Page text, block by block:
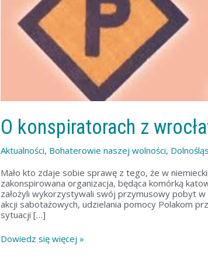
O konspiratorach z
Aktualności, Bohaterowie naszej wolności,
Mało kto zdaje sobie sprawę z tego, że w
zakonspirowana organizacja, będąca komórką
założyli wykorzystywali swój przymusowy pobyt
akcji sabotażowych, udzielania pomocy Polakom
sytuacji […]
Dowiedz się więcej »